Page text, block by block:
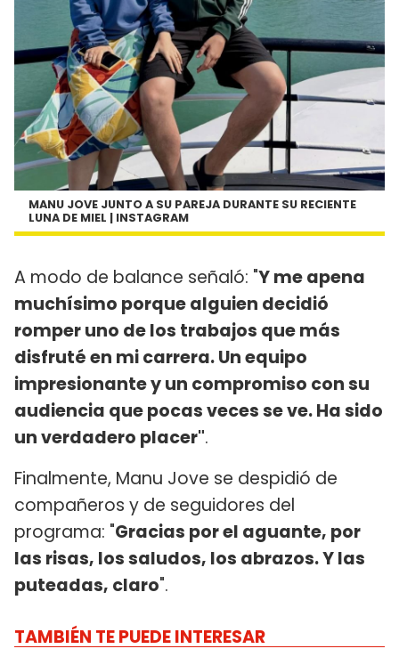
MANU JOVE JUNTO A SU PAREJA DURANTE SU RECIENTE
LUNA DE MIEL | INSTAGRAM
A modo de balance señaló: "Y me apena
muchísimo porque alguien decidió
romper uno de los trabajos que más
disfruté en mi carrera. Un equipo
impresionante y un compromiso con su
audiencia que pocas veces se ve. Ha sido
un verdadero placer".
Finalmente, Manu Jove se despidió de
compañeros y de seguidores del
programa: "Gracias por el aguante, por
las risas, los saludos, los abrazos. Y las
puteadas, claro".
TAMBIÉN TE PUEDE INTERESAR